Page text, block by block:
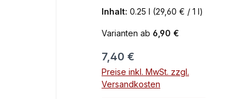
Inhalt: 0.25 l (29,60 € / 1 l)
Varianten ab 6,90 €
Regulärer Preis:
7,40 €
Preise inkl. MwSt. zzgl.
Versandkosten